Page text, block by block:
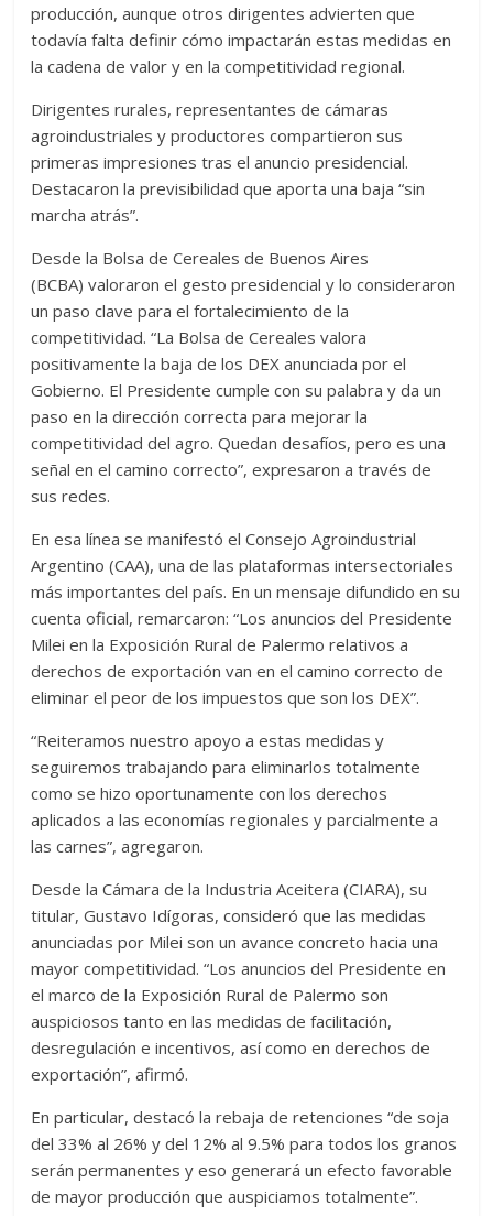
producción, aunque otros dirigentes advierten que
todavía falta definir cómo impactarán estas medidas en
la cadena de valor y en la competitividad regional.
Dirigentes rurales, representantes de cámaras
agroindustriales y productores compartieron sus
primeras impresiones tras el anuncio presidencial.
Destacaron la previsibilidad que aporta una baja “sin
marcha atrás”.
Desde la Bolsa de Cereales de Buenos Aires
(BCBA) valoraron el gesto presidencial y lo consideraron
un paso clave para el fortalecimiento de la
competitividad. “La Bolsa de Cereales valora
positivamente la baja de los DEX anunciada por el
Gobierno. El Presidente cumple con su palabra y da un
paso en la dirección correcta para mejorar la
competitividad del agro. Quedan desafíos, pero es una
señal en el camino correcto”, expresaron a través de
sus redes.
En esa línea se manifestó el Consejo Agroindustrial
Argentino (CAA), una de las plataformas intersectoriales
más importantes del país. En un mensaje difundido en su
cuenta oficial, remarcaron: “Los anuncios del Presidente
Milei en la Exposición Rural de Palermo relativos a
derechos de exportación van en el camino correcto de
eliminar el peor de los impuestos que son los DEX”.
“Reiteramos nuestro apoyo a estas medidas y
seguiremos trabajando para eliminarlos totalmente
como se hizo oportunamente con los derechos
aplicados a las economías regionales y parcialmente a
las carnes”, agregaron.
Desde la Cámara de la Industria Aceitera (CIARA), su
titular, Gustavo Idígoras, consideró que las medidas
anunciadas por Milei son un avance concreto hacia una
mayor competitividad. “Los anuncios del Presidente en
el marco de la Exposición Rural de Palermo son
auspiciosos tanto en las medidas de facilitación,
desregulación e incentivos, así como en derechos de
exportación”, afirmó.
En particular, destacó la rebaja de retenciones “de soja
del 33% al 26% y del 12% al 9.5% para todos los granos
serán permanentes y eso generará un efecto favorable
de mayor producción que auspiciamos totalmente”.